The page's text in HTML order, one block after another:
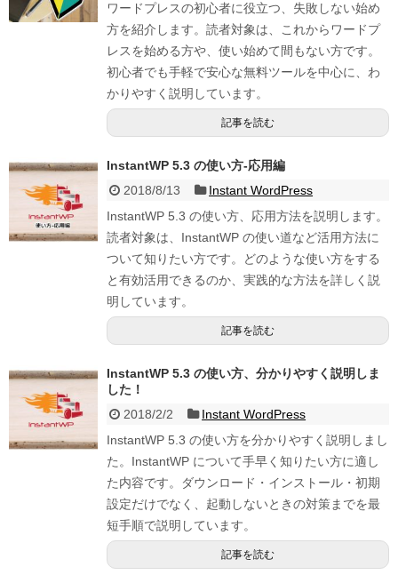
ワードプレスの初心者に役立つ、失敗しない始め
方を紹介します。読者対象は、これからワードプ
レスを始める方や、使い始めて間もない方です。
初心者でも手軽で安心な無料ツールを中心に、わ
かりやすく説明しています。
記事を読む
InstantWP 5.3 の使い方-応用編
2018/8/13
Instant WordPress
InstantWP 5.3 の使い方、応用方法を説明します。
読者対象は、InstantWP の使い道など活用方法に
ついて知りたい方です。どのような使い方をする
と有効活用できるのか、実践的な方法を詳しく説
明しています。
記事を読む
InstantWP 5.3 の使い方、分かりやすく説明しま
した！
2018/2/2
Instant WordPress
InstantWP 5.3 の使い方を分かりやすく説明しまし
た。InstantWP について手早く知りたい方に適し
た内容です。ダウンロード・インストール・初期
設定だけでなく、起動しないときの対策までを最
短手順で説明しています。
記事を読む